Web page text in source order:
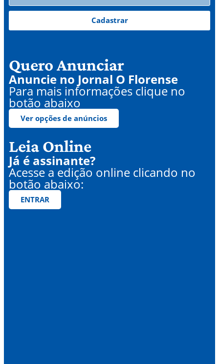
Cadastrar
Quero Anunciar
Anuncie no Jornal O Florense
Para mais informações clique no
botão abaixo
Ver opções de anúncios
Leia Online
Já é assinante?
Acesse a edição online clicando no
botão abaixo:
ENTRAR